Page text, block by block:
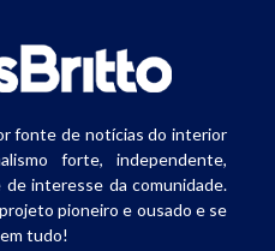
fonte de notícias do interior
forte, independente,
interesse da comunidade.
pioneiro e ousado e se
tudo!